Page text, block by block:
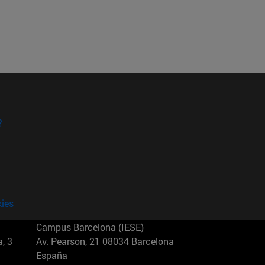
3
Campus Barcelona (IESE)
Av. Pearson, 21 08034 Barcelona
España